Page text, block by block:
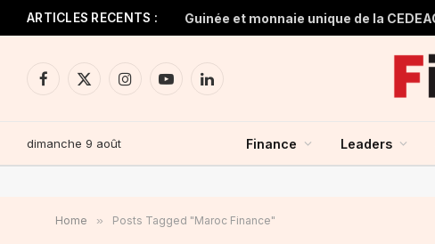
ARTICLES RECENTS :
Facebook
X
InstagramYouTubeLinkedIn
dimanche 9 août Finance Leaders
Home » Posts Tagged "Maroc Finance"